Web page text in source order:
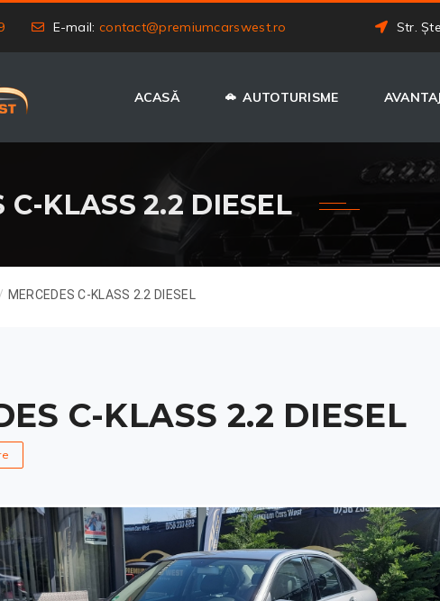
E-mail: contact@premiumcarswest.ro Str.
ACASĂ AUTOTURISME
C-KLASS 2.2 DIESEL
/ MERCEDES C-KLASS 2.2 DIESEL
C-KLASS 2.2 DIESEL